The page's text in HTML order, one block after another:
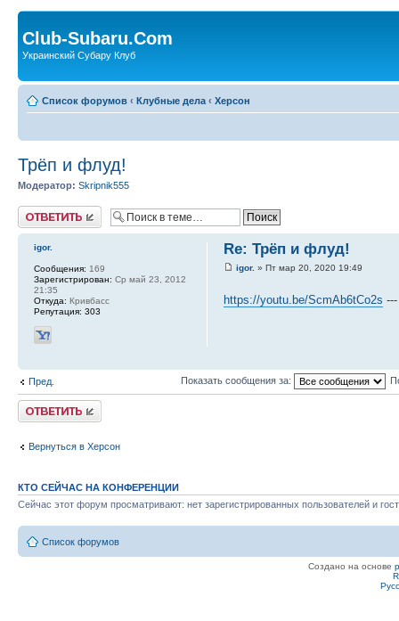
Club-Subaru.Com
Украинский Субару Клуб
Список форумов ‹ Клубные дела ‹ Херсон
Трёп и флуд!
Модератор: Skripnik555
Ответить
Re: Трёп и флуд!
igor. » Пт мар 20, 2020 19:49
https://youtu.be/ScmAb6tCo2s
igor.
Сообщения: 169
Зарегистрирован: Ср май 23, 2012
21:35
Откуда: Кривбасс
Репутация: 303
Пред. Показать сообщения за:
Ответить
Вернуться в Херсон
КТО СЕЙЧАС НА КОНФЕРЕНЦИИ
Сейчас этот форум просматривают: нет зарегистрированных пользователей и
Список форумов
Создано на основе